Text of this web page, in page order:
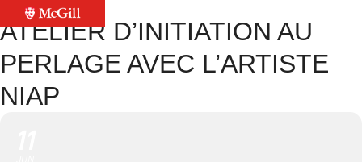
ATELIER D’INITIATION AU
PERLAGE AVEC L’ARTISTE
NIAP